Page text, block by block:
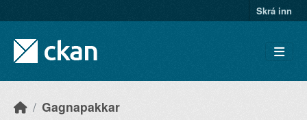
Skrá inn
Gagnapakkar